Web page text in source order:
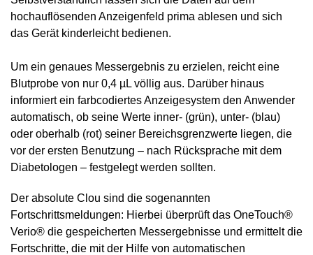
hochauflösenden Anzeigenfeld prima ablesen und sich
das Gerät kinderleicht bedienen.
Um ein genaues Messergebnis zu erzielen, reicht eine
Blutprobe von nur 0,4 µL völlig aus. Darüber hinaus
informiert ein farbcodiertes Anzeigesystem den Anwender
automatisch, ob seine Werte inner- (grün), unter- (blau)
oder oberhalb (rot) seiner Bereichsgrenzwerte liegen, die
vor der ersten Benutzung – nach Rücksprache mit dem
Diabetologen – festgelegt werden sollten.
Der absolute Clou sind die sogenannten
Fortschrittsmeldungen: Hierbei überprüft das OneTouch®
Verio® die gespeicherten Messergebnisse und ermittelt die
Fortschritte, die mit der Hilfe von automatischen